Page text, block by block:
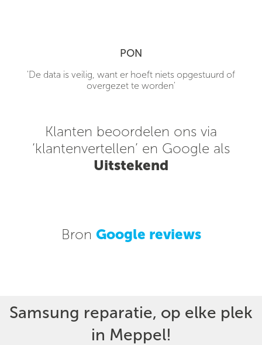
PON
'De data is veilig, want er hoeft niets opgestuurd of
overgezet te worden'
Klanten beoordelen ons via
‘klantenvertellen’ en Google als
Uitstekend
Bron Google reviews
Samsung reparatie, op elke plek
in Meppel!